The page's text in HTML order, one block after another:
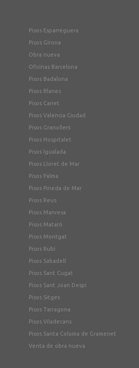
Pisos Esparreguera
Pisos Girona
Obra nueva
Oficinas Barcelona
Pisos Badalona
Pisos Blanes
Pisos Canet
Pisos Valencia Ciudad
Pisos Granollers
Pisos Hospitalet
Pisos Igualada
Pisos Lloret de Mar
Pisos Palma
Pisos Pineda de Mar
Pisos Reus
Pisos Manresa
Pisos Mataró
Pisos Montgat
Pisos Rubí
Pisos Sabadell
Pisos Sant Cugat
Pisos Sant Joan Despí
Pisos Sitges
Pisos Tarragona
Pisos Viladecans
Pisos Santa Coloma de Gramenet
Venta de obra nueva